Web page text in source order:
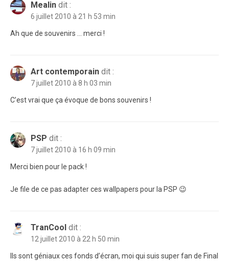
Mealin dit :
6 juillet 2010 à 21 h 53 min
Ah que de souvenirs … merci !
Art contemporain dit :
7 juillet 2010 à 8 h 03 min
C’est vrai que ça évoque de bons souvenirs !
PSP dit :
7 juillet 2010 à 16 h 09 min
Merci bien pour le pack !
Je file de ce pas adapter ces wallpapers pour la PSP 😉
TranCool dit :
12 juillet 2010 à 22 h 50 min
Ils sont géniaux ces fonds d’écran, moi qui suis super fan de Final